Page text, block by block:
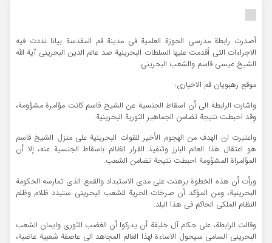
أصدرت رابطة مدرسي الحوزة العلمية في مدينة قم المقدسة بيانا نددت فيه
الاجراءات التي أقدمت عليها السلطات البحرينية ضد عالم الدين البحريني آية الله
الشيخ عيسي قاسم والشعب البحريني.
موقع رهبویان قم الاخباری:
واشارت الرابطة الى أن اسقاط الجنسية عن الشيخ قاسم كانت مؤامرة مشؤومة،
وقد احبطت نتيجة تضامن الجماهير الثورية البحرينية.
واعتبرت ان الهدف من الهجوم الأخير للقوات البحرينية علي منزل الشيخ قاسم
هو اعتقال هذا العالم البارز وتنفيذ القرار الظالم باسقاط الجنسية عنه، إلا أن
المؤامراة المشؤومة احبطت نتيجة تضامن الشعب.
ورأت أن هذه الخطوة برهنت على مدى الاستبداد والقمع الذى تمارسه الحكومة
البحرينية، ومن المؤكد أن صرخات الحرية للشعب البحريني ستبدد ظلام وظلم
النظام الملكي الحاكم في هذا البلد.
وقالت الرابطة، علي حكام آل خليفة أن يدركوا أن الغضب الثوري وايمان الشعب
البحريني السامي سيحول الاساءة لهذا العالم المجاهد الى عاصفة شعبية غاضبة،